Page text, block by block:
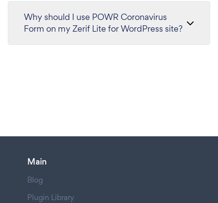
Why should I use POWR Coronavirus
Form on my Zerif Lite for WordPress site?
Main
Blog
Plugin Library